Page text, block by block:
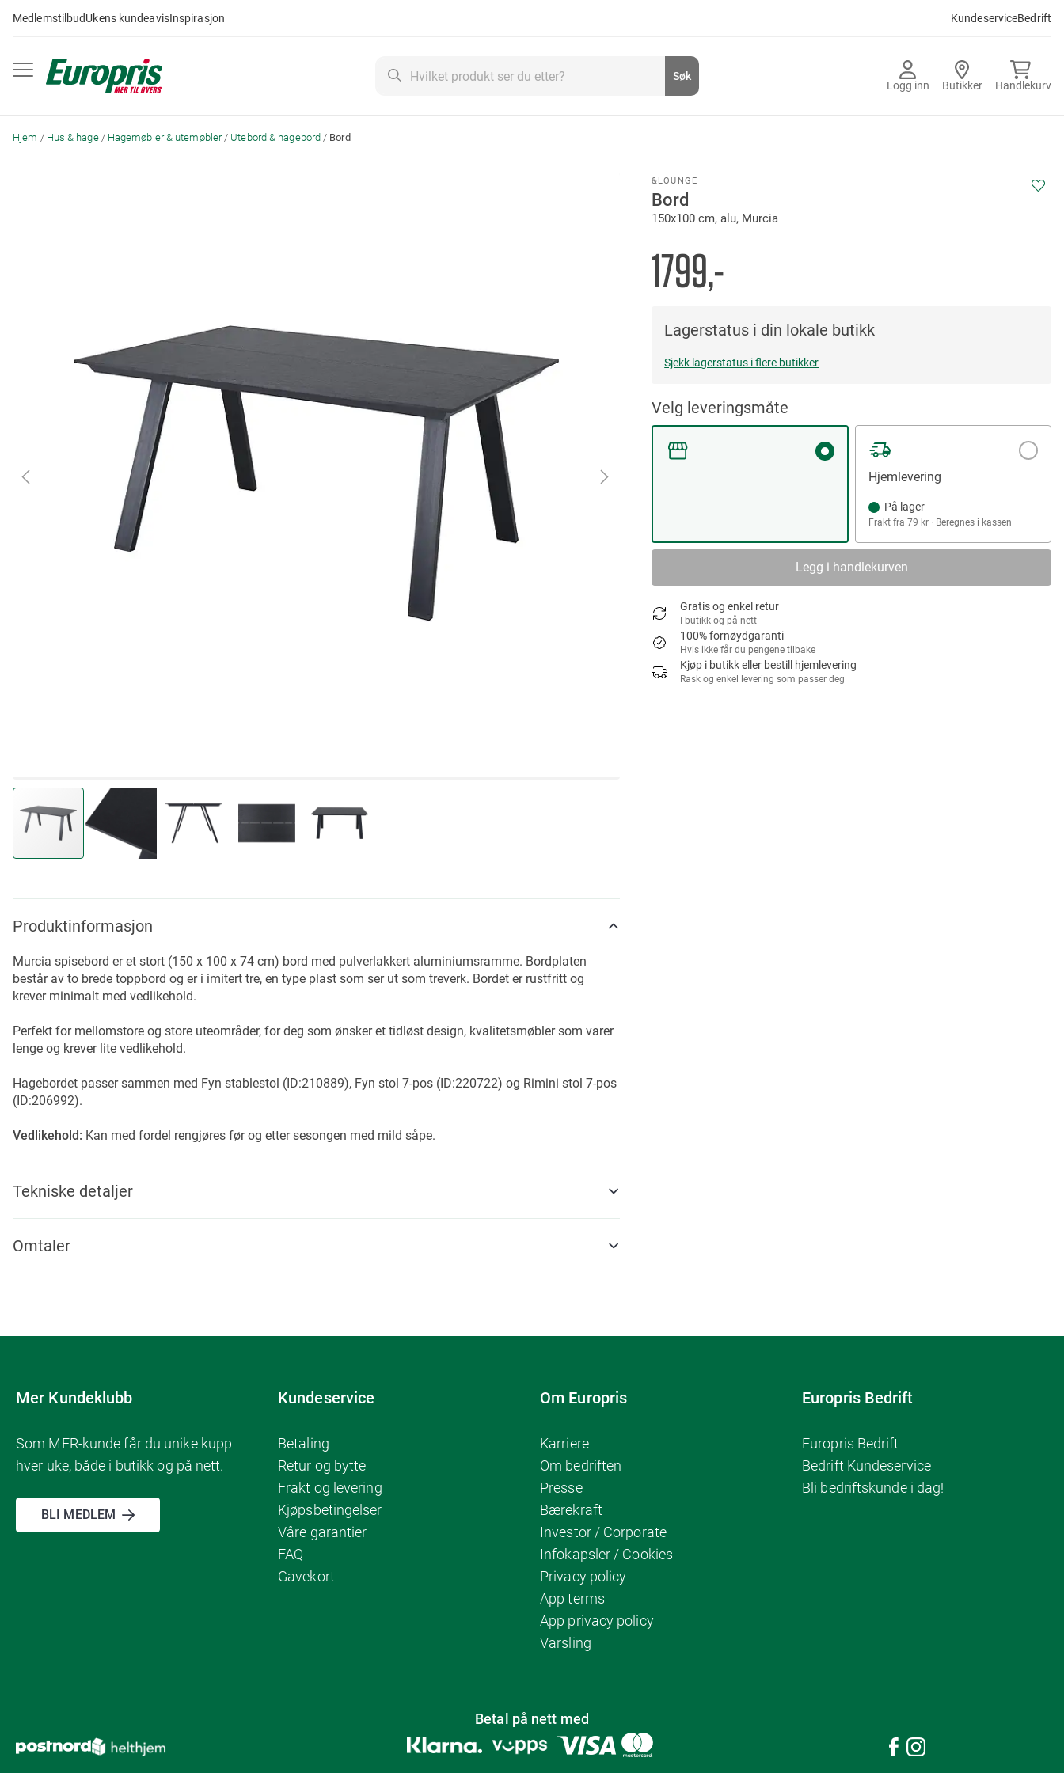
til
MedlemstilbudUkens kundeavisInspirasjon KundeserviceBedrift
Logg inn Butikker Handlekurv
Søk
Hjem Hus & hage Hagemøbler & utemøbler Utebord & hagebord Bord
&LOUNGE
Bord
150x100 cm, alu, Murcia
1799,-
Lagerstatus i din lokale butikk
Sjekk lagerstatus i flere butikker
Velg leveringsmåte
Hjemlevering
På lager
Frakt fra 79 kr · Beregnes i kassen
Legg i handlekurven
Gratis og enkel retur
I butikk og på nett
100% fornøydgaranti
Hvis ikke får du pengene tilbake
Kjøp i butikk eller bestill hjemlevering
Rask og enkel levering som passer deg
the
beginning
the
images
gallery
Produktinformasjon
Murcia spisebord er et stort (150 x 100 x 74 cm) bord med pulverlakkert aluminiumsramme. Bordplaten
består av to brede toppbord og er i imitert tre, en type plast som ser ut som treverk. Bordet er rustfritt og
krever minimalt med vedlikehold.
Perfekt for mellomstore og store uteområder, for deg som ønsker et tidløst design, kvalitetsmøbler som varer
lenge og krever lite vedlikehold.
Hagebordet passer sammen med Fyn stablestol (ID:210889), Fyn stol 7-pos (ID:220722) og Rimini stol 7-pos
(ID:206992).
Vedlikehold: Kan med fordel rengjøres før og etter sesongen med mild såpe.
Tekniske detaljer
Omtaler
Mer Kundeklubb
Som MER-kunde får du unike kupp
hver uke, både i butikk og på nett.
BLI MEDLEM
Kundeservice
Betaling
Retur og bytte
Frakt og levering
Kjøpsbetingelser
Våre garantier
FAQ
Gavekort
Om Europris
Karriere
Om bedriften
Presse
Bærekraft
Investor / Corporate
Infokapsler / Cookies
Privacy policy
App terms
App privacy policy
Varsling
Europris Bedrift
Europris Bedrift
Bedrift Kundeservice
Bli bedriftskunde i dag!
Betal på nett med